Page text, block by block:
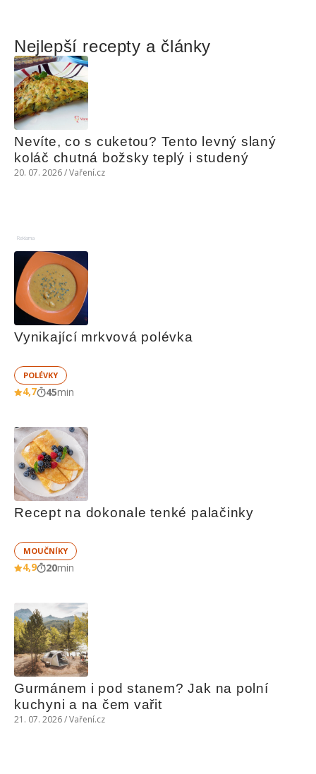
Nejlepší recepty a články
Nevíte, co s cuketou? Tento levný slaný
koláč chutná božsky teplý i studený
20. 07. 2026 / Vaření.cz
Reklama
Vynikající mrkvová polévka
POLÉVKY
4,7 45min
Recept na dokonale tenké palačinky
MOUČNÍKY
4,9 20min
Gurmánem i pod stanem? Jak na polní
kuchyni a na čem vařit
21. 07. 2026 / Vaření.cz